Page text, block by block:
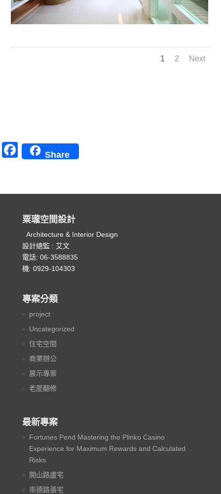
1 2 Next
F
e
b
o
o
k
Share
粟瓏空間設計
Architecture & Interior Design
設計總監 : 艾文
電話: 06-3588835
機: 0929-104303
專案分類
project
Uncategorized
住宅空間
商業辦公
展示專案
老屋翻修
最新專案
Fortunes Pend Mastering the Plinko Casino
Experience for Maximum Rewards and Calculated
Risks
開山路盧宅
崇德路張宅